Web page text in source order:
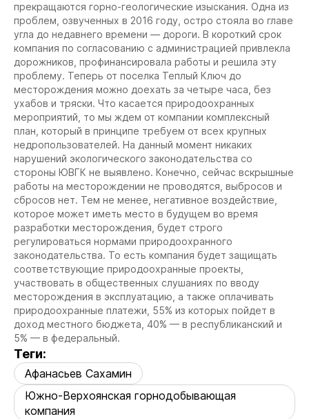
прекращаются горно-геологические изыскания. Одна из
проблем, озвученных в 2016 году, остро стояла во главе
угла до недавнего времени — дороги. В короткий срок
компания по согласованию с администрацией привлекла
дорожников, профинансировала работы и решила эту
проблему. Теперь от поселка Теплый Ключ до
месторождения можно доехать за четыре часа, без
ухабов и тряски. Что касается природоохранных
мероприятий, то мы ждем от компании комплексный
план, который в принципе требуем от всех крупных
недропользователей. На данный момент никаких
нарушений экологического законодательства со
стороны ЮВГК не выявлено. Конечно, сейчас вскрышные
работы на месторождении не проводятся, выбросов и
сбросов нет. Тем не менее, негативное воздействие,
которое может иметь место в будущем во время
разработки месторождения, будет строго
регулироваться нормами природоохранного
законодательства. То есть компания будет защищать
соответствующие природоохранные проекты,
участвовать в общественных слушаниях по вводу
месторождения в эксплуатацию, а также оплачивать
природоохранные платежи, 55% из которых пойдет в
доход местного бюджета, 40% — в республиканский и
5% — в федеральный.
Теги:
Афанасьев Сахамин
Южно-Верхоянская горнодобывающая
компания